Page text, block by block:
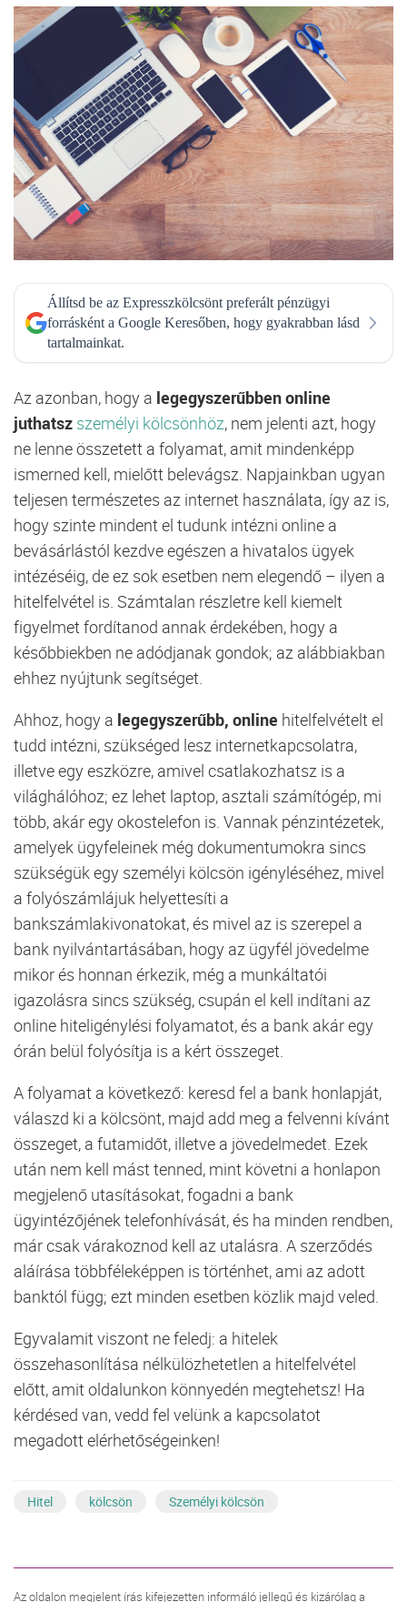
Állítsd be az Expresszkölcsönt preferált pénzügyi
forrásként a Google Keresőben, hogy gyakrabban lásd
tartalmainkat.
Az azonban, hogy a legegyszerűbben online
juthatsz személyi kölcsönhöz, nem jelenti azt, hogy
ne lenne összetett a folyamat, amit mindenképp
ismerned kell, mielőtt belevágsz. Napjainkban ugyan
teljesen természetes az internet használata, így az is,
hogy szinte mindent el tudunk intézni online a
bevásárlástól kezdve egészen a hivatalos ügyek
intézéséig, de ez sok esetben nem elegendő – ilyen a
hitelfelvétel is. Számtalan részletre kell kiemelt
figyelmet fordítanod annak érdekében, hogy a
későbbiekben ne adódjanak gondok; az alábbiakban
ehhez nyújtunk segítséget.
Ahhoz, hogy a legegyszerűbb, online hitelfelvételt el
tudd intézni, szükséged lesz internetkapcsolatra,
illetve egy eszközre, amivel csatlakozhatsz is a
világhálóhoz; ez lehet laptop, asztali számítógép, mi
több, akár egy okostelefon is. Vannak pénzintézetek,
amelyek ügyfeleinek még dokumentumokra sincs
szükségük egy személyi kölcsön igényléséhez, mivel
a folyószámlájuk helyettesíti a
bankszámlakivonatokat, és mivel az is szerepel a
bank nyilvántartásában, hogy az ügyfél jövedelme
mikor és honnan érkezik, még a munkáltatói
igazolásra sincs szükség, csupán el kell indítani az
online hiteligénylési folyamatot, és a bank akár egy
órán belül folyósítja is a kért összeget.
A folyamat a következő: keresd fel a bank honlapját,
válaszd ki a kölcsönt, majd add meg a felvenni kívánt
összeget, a futamidőt, illetve a jövedelmedet. Ezek
után nem kell mást tenned, mint követni a honlapon
megjelenő utasításokat, fogadni a bank
ügyintézőjének telefonhívását, és ha minden rendben,
már csak várakoznod kell az utalásra. A szerződés
aláírása többféleképpen is történhet, ami az adott
banktól függ; ezt minden esetben közlik majd veled.
Egyvalamit viszont ne feledj: a hitelek
összehasonlítása nélkülözhetetlen a hitelfelvétel
előtt, amit oldalunkon könnyedén megtehetsz! Ha
kérdésed van, vedd fel velünk a kapcsolatot
megadott elérhetőségeinken!
Hitel kölcsön Személyi kölcsön
Az oldalon megjelent írás kifejezetten informáló jellegű és kizárólag a